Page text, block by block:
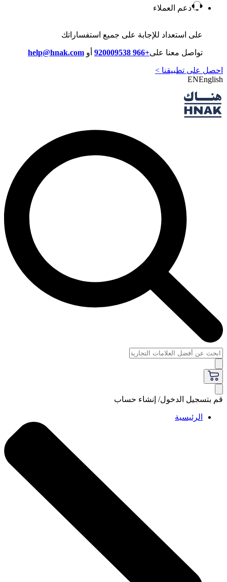
دعم العملاء
على استعداد للإجابة على جميع استفساراتك
تواصل معنا على+966 920009538 أو help@hnak.com
احصل على تطبيقنا >
ENEnglish
قم بتسجيل الدخول/ إنشاء حساب
الرئيسية